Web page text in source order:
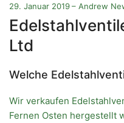
29. Januar 2019 Andrew
Ltd
Welche
Wir verkaufen
Fernen Osten hergestellt